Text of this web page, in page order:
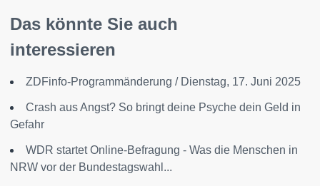
Das könnte Sie auch
interessieren
ZDFinfo-Programmänderung / Dienstag, 17. Juni 2025
Crash aus Angst? So bringt deine Psyche dein Geld in
Gefahr
WDR startet Online-Befragung - Was die Menschen in
NRW vor der Bundestagswahl...